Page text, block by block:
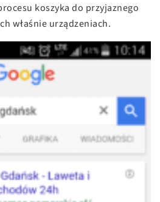
koszyka do przyjaznego
właśnie urządzeniach.